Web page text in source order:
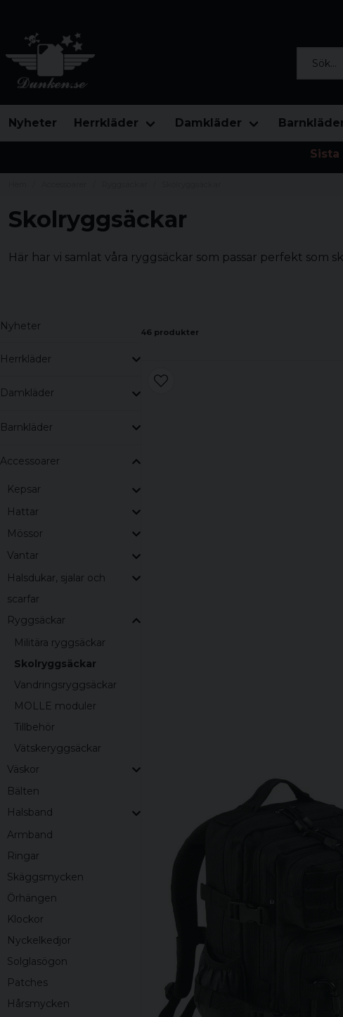
Nyheter Herrkläder Damkläder
Skolryggsäckar
Här har vi samlat våra ryggsäckar som passar perfekt som
Nyheter
Herrkläder
Damkläder
Barnkläder
Accessoarer
Kepsar
Hattar
Mössor
Vantar
Halsdukar, sjalar och
scarfar
Ryggsäckar
Militära ryggsäckar
Skolryggsäckar
Vandringsryggsäckar
MOLLE moduler
Tillbehör
Vätskeryggsäckar
Väskor
Bälten
Halsband
Armband
Ringar
Skäggsmycken
Örhängen
Klockor
Nyckelkedjor
Solglasögon
Patches
Hårsmycken
46 produkter